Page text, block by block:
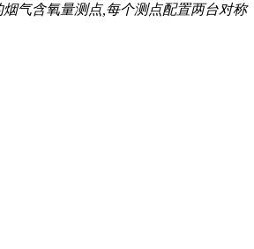
烟气含氧量测点,每个测点配置两台对称